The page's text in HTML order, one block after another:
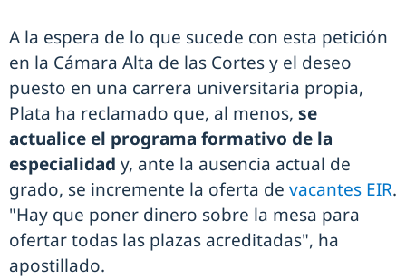
A la espera de lo que sucede con esta petición
en la Cámara Alta de las Cortes y el deseo
puesto en una carrera universitaria propia,
Plata ha reclamado que, al menos, se
actualice el programa formativo de la
especialidad y, ante la ausencia actual de
grado, se incremente la oferta de vacantes EIR.
"Hay que poner dinero sobre la mesa para
ofertar todas las plazas acreditadas", ha
apostillado.